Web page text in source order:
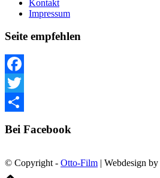
Kontakt
Impressum
Seite empfehlen
Facebook
Twitter
Bei Facebook
© Copyright - Otto-Film | Webdesign by